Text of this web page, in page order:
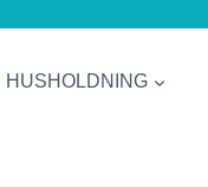
HUSHOLDNING